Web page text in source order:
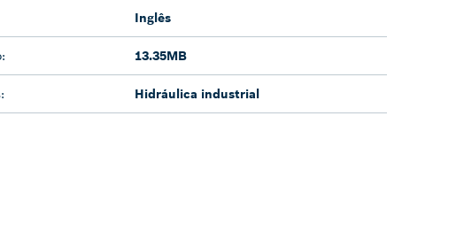
Inglês
13.35MB
Hidráulica industrial